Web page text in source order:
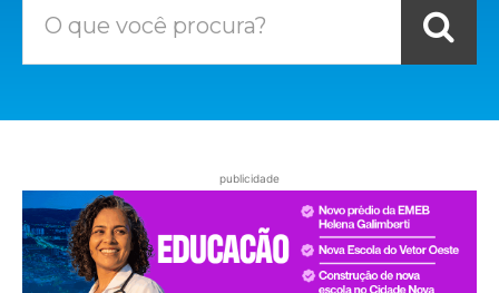
O que você procura?
publicidade